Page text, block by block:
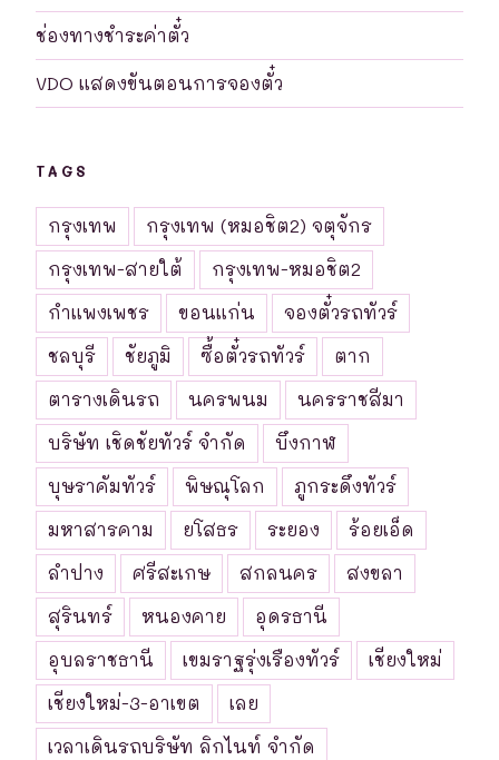
ช่องทางชำระค่าตั๋ว
VDO แสดงขันตอนการจองตั๋ว
TAGS
กรุงเทพ
กรุงเทพ (หมอชิต2) จตุจักร
กรุงเทพ-สายใต้
กรุงเทพ-หมอชิต2
กำแพงเพชร
ขอนแก่น
จองตั๋วรถทัวร์
ชลบุรี
ชัยภูมิ ซื้อตั๋วรถทัวร์
ตาก
ตารางเดินรถ
นครพนม
นครราชสีมา
บริษัท เชิดชัยทัวร์ จำกัด
บึงกาฬ
บุษราคัมทัวร์
พิษณุโลก
ภูกระดึงทัวร์
มหาสารคาม
ยโสธร ระยอง
ร้อยเอ็ด
ลำปาง
ศรีสะเกษ สกลนคร
สงขลา
สุรินทร์
หนองคาย
อุดรธานี
อุบลราชธานี
เขมราฐรุ่งเรืองทัวร์
เชียงใหม่
เชียงใหม่-3-อาเขต
เลย
เวลาเดินรถบริษัท ลิกไนท์ จำกัด